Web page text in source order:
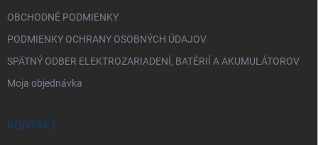
OBCHODNÉ PODMIENKY
PODMIENKY OCHRANY OSOBNÝCH ÚDAJOV
SPÄTNÝ ODBER ELEKTROZARIADENÍ, BATÉRIÍ A AKUMULÁTOROV
Moja objednávka
KONTAKT